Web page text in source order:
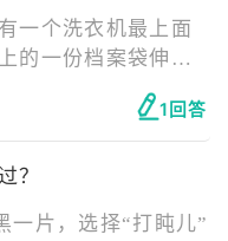
一个洗衣机最上面
的一份档案袋伸进
档案袋拖出来就ok
1回答
？
一片，选择“打盹儿”